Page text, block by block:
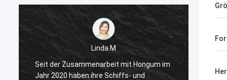
Linda.M
Seit der Zusammenarbeit mit Hongum im
Jahr 2020 haben ihre Schiffs- und
Jahr